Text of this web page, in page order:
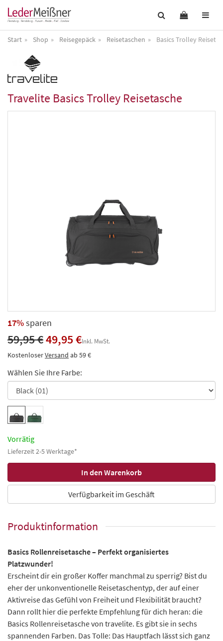
Start Shop Reisegepäck Reisetaschen Basics Trolley
Travelite Basics Trolley Reisetasche
17%sparen
59,95 €49,95 €Inkl. MwSt.
KostenloserVersand ab 59 €
Wählen Sie Ihre Farbe:
Vorrätig
Lieferzeit 2-5 Werktage*
Verfügbarkeit im Geschäft
Produktinformation
Basics Rollenreisetasche – Perfekt organisiertes
Platzwunder!
Erscheint dir ein großer Koffer manchmal zu sperrig? Bist du
eher der unkonventionelle Reisetaschentyp, der auf einer
Aktivreise das Gefühl von Freiheit und Flexibilität braucht?
Dann rollt hier die perfekte Empfehlung für dich heran: die
Basics Rollenreisetasche von travelite. Es gibt sie in sechs
spannenden Farben. Das Tolle: Das Hauptfach lässt sich ganz